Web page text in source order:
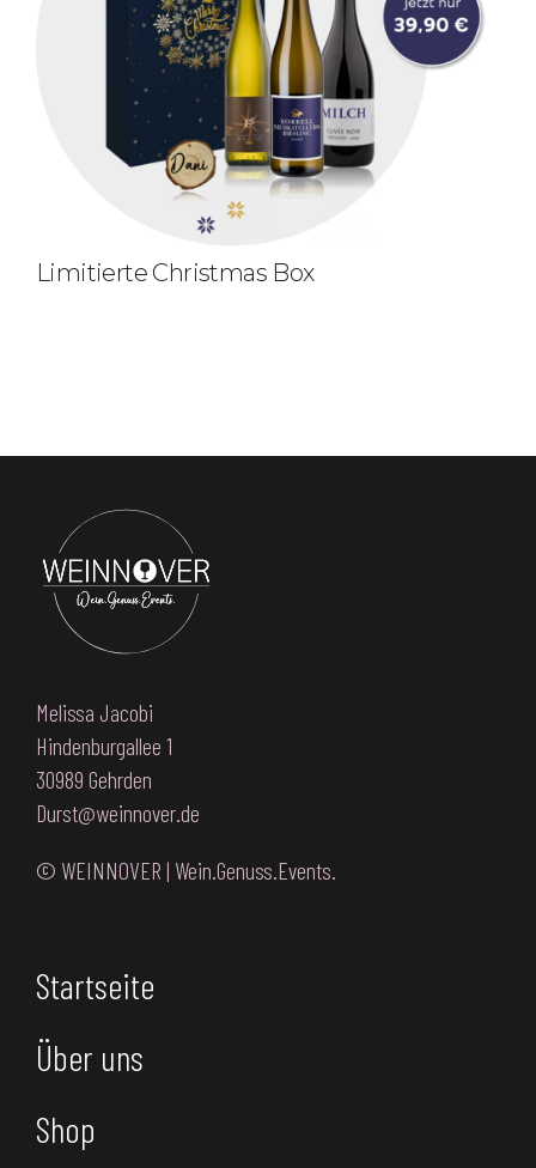
Limitierte Christmas Box
Melissa Jacobi
Hindenburgallee 1
30989 Gehrden
Durst@weinnover.de
© WEINNOVER | Wein.Genuss.Events.
Startseite
Über uns
Shop